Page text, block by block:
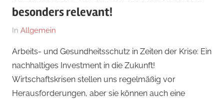
besonders relevant!
Am
Juni
2025
Von
med.
Stefan
Wagner,
MHBA
In Allgemein
Arbeits- und Gesundheitsschutz in Zeiten der Krise: Ein
nachhaltiges Investment in die Zukunft!
Wirtschaftskrisen stellen uns regelmäßig vor
Herausforderungen, aber sie können auch eine